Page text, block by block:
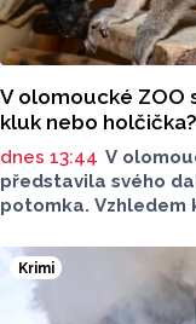
V olomoucké ZOO
kluk nebo holčička?
dnes 13:44 V
představila svého
potomka. Vzhledem
hnědé, případně
zbarvením hlavy.
Krimi